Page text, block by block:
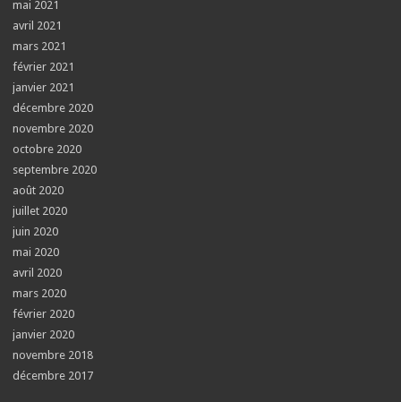
mai 2021
avril 2021
mars 2021
février 2021
janvier 2021
décembre 2020
novembre 2020
octobre 2020
septembre 2020
août 2020
juillet 2020
juin 2020
mai 2020
avril 2020
mars 2020
février 2020
janvier 2020
novembre 2018
décembre 2017